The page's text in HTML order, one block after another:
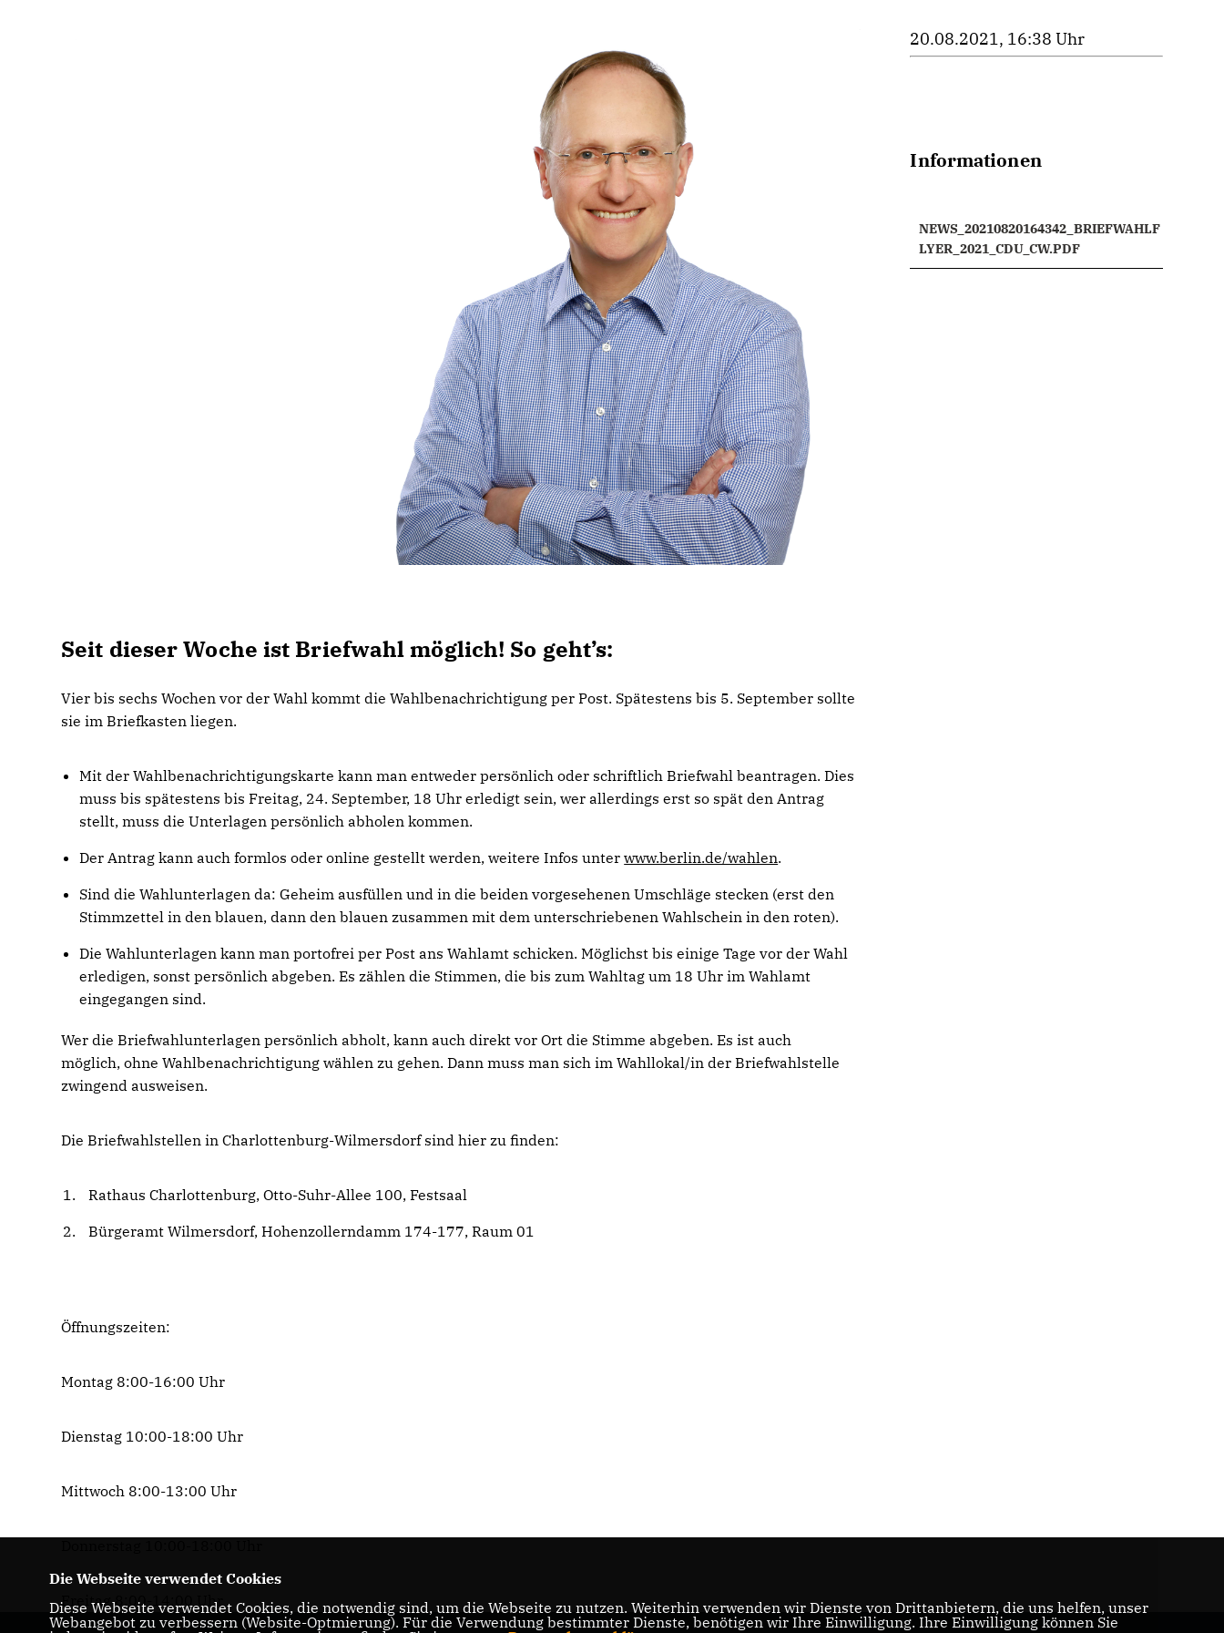
Seit dieser Woche ist Briefwahl möglich! So geht’s:
Vier bis sechs Wochen vor der Wahl kommt die Wahlbenachrichtigung per Post. Spätestens bis 5. September sollte
sie im Briefkasten liegen.
Mit der Wahlbenachrichtigungskarte kann man entweder persönlich oder schriftlich Briefwahl beantragen. Dies
muss bis spätestens bis Freitag, 24. September, 18 Uhr erledigt sein, wer allerdings erst so spät den Antrag
stellt, muss die Unterlagen persönlich abholen kommen.
Der Antrag kann auch formlos oder online gestellt werden, weitere Infos unterwww.berlin.de/wahlen.
Sind die Wahlunterlagen da: Geheim ausfüllen und in die beiden vorgesehenen Umschläge stecken (erst den
Stimmzettel in den blauen, dann den blauen zusammen mit dem unterschriebenen Wahlschein in den roten).
Die Wahlunterlagen kann man portofrei per Post ans Wahlamt schicken. Möglichst bis einige Tage vor der Wahl
erledigen, sonst persönlich abgeben. Es zählen die Stimmen, die bis zum Wahltag um 18 Uhr im Wahlamt
eingegangen sind.
Wer die Briefwahlunterlagen persönlich abholt, kann auch direkt vor Ort die Stimme abgeben. Es ist auch
möglich, ohne Wahlbenachrichtigung wählen zu gehen. Dann muss man sich im Wahllokal/in der Briefwahlstelle
zwingend ausweisen.
Die Briefwahlstellen in Charlottenburg-Wilmersdorf sind hier zu finden:
Rathaus Charlottenburg, Otto-Suhr-Allee 100, Festsaal
Bürgeramt Wilmersdorf, Hohenzollerndamm 174-177, Raum 01
Öffnungszeiten:
Montag 8:00-16:00 Uhr
Dienstag 10:00-18:00 Uhr
Mittwoch 8:00-13:00 Uhr
Freitag 8:00-14:00 Uhr
20.08.2021, 16:38 Uhr
Informationen
NEWS_20210820164342_BRIEFWAHLF
LYER_2021_CDU_CW.PDF
Die Webseite verwendet Cookies
Diese Webseite verwendet Cookies, die notwendig sind, um die Webseite zu nutzen. Weiterhin verwenden wir Dienste von Drittanbietern, die uns helfen, unser
Webangebot zu verbessern (Website-Optmierung). Für die Verwendung bestimmter Dienste, benötigen wir Ihre Einwilligung. Ihre Einwilligung können Sie